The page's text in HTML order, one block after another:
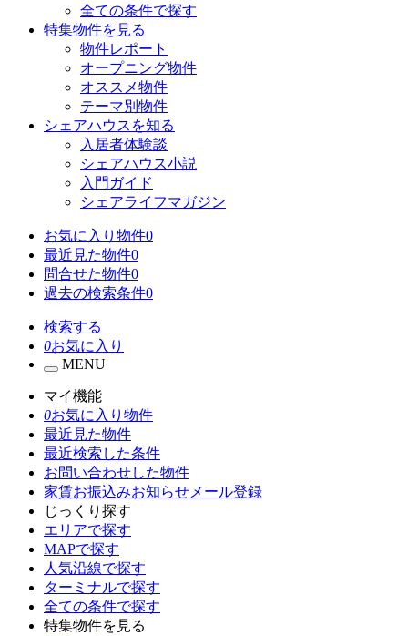
全ての条件で探す
特集物件を見る
物件レポート
オープニング物件
オススメ物件
テーマ別物件
シェアハウスを知る
入居者体験談
シェアハウス小説
入門ガイド
シェアライフマガジン
お気に入り物件0
最近見た物件0
問合せた物件0
過去の検索条件0
検索する
0お気に入り
MENU
マイ機能
0お気に入り物件
最近見た物件
最近検索した条件
お問い合わせした物件
家賃お振込みお知らせメール登録
じっくり探す
エリアで探す
MAPで探す
人気沿線で探す
ターミナルで探す
全ての条件で探す
特集物件を見る